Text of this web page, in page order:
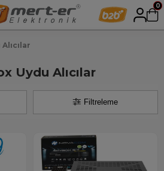
0
Uydu Alıcılar
Filtreleme